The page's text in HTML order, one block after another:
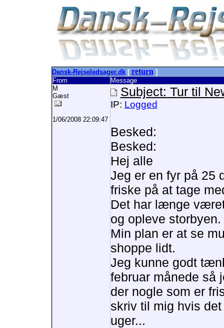
Dansk-Rejseledsager.dk[ return ]
From
Message
M
Gæst
1/06/2008 22:09:47
Subject: Tur til
IP: Logged
Besked:
Besked:
Hej alle
Jeg er en fyr på 25
friske på at tage
Det har længe
og opleve storbyen.
Min plan er at se
shoppe lidt.
Jeg kunne godt
februar månede så
der nogle som er
skriv til mig hvis
uger...